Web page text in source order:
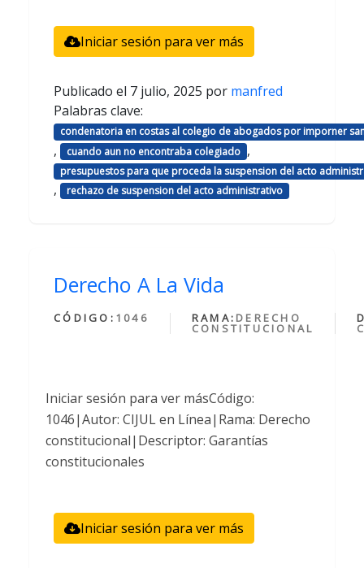
Iniciar sesión para ver más
Publicado el 7 julio, 2025 por manfred
Palabras clave:
condenatoria en costas al colegio de abogados por imporner
, cuando aun no encontraba colegiado ,
presupuestos para que proceda la suspension del acto
, rechazo de suspension del acto administrativo
Derecho A La Vida
CÓDIGO: 1046 RAMA: DERECHO
CONSTITUCIONAL
Iniciar sesión para ver másCódigo:
1046|Autor: CIJUL en Línea|Rama: Derecho
constitucional|Descriptor: Garantías
constitucionales
Iniciar sesión para ver más